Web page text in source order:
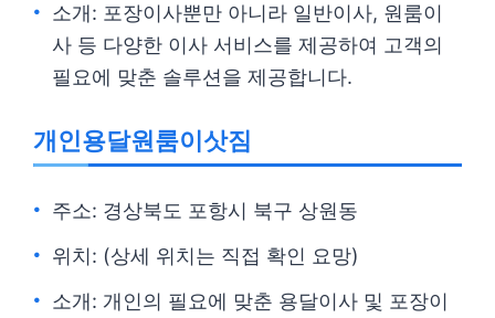
소개: 포장이사뿐만 아니라 일반이사, 원룸이
사 등 다양한 이사 서비스를 제공하여 고객의
필요에 맞춘 솔루션을 제공합니다.
개인용달원룸이삿짐
주소: 경상북도 포항시 북구 상원동
위치: (상세 위치는 직접 확인 요망)
소개: 개인의 필요에 맞춘 용달이사 및 포장이